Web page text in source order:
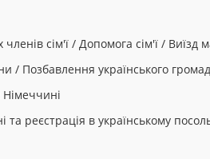
сім'ї / Допомога сім'ї / Виїзд
/ Позбавлення українського
та реєстрація в українському